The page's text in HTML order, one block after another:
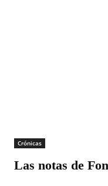
Crónicas
Las notas de